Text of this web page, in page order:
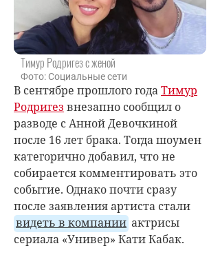
Тимур Родригез с женой
Фото: Социальные сети
В сентябре прошлого годаТимур
Родригез внезапно сообщил о
разводе с Анной Девочкиной
после 16 лет брака. Тогда шоумен
категорично добавил, что не
собирается комментировать это
событие. Однако почти сразу
после заявления артиста стали
видеть в компании актрисы
сериала «Универ» Кати Кабак.